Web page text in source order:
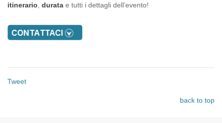
itinerario durata e tutti i dettagli dell’evento!
Tweet
back to top